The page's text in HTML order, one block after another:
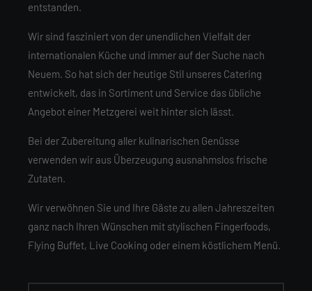
entstanden.
Wir sind fasziniert von der unendlichen Vielfalt der
internationalen Küche und immer auf der Suche nach
Neuem. So hat sich der heutige Stil unseres Catering
entwickelt, das in Sortiment und Service das übliche
Angebot einer Metzgerei weit hinter sich lässt.
Bei der Zubereitung aller kulinarischen Genüsse
verwenden wir aus Überzeugung ausnahmslos frische
Zutaten.
Wir verwöhnen Sie und Ihre Gäste zu allen Jahreszeiten
ganz nach Ihren Wünschen mit stylischen Fingerfoods,
Flying Buffet, Live Cooking oder einem köstlichem Menü.